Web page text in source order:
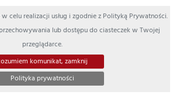
celu realizacji usług i zgodnie z Polityką Prywatności.
lub dostępu do ciasteczek w Twojej
przeglądarce.
komunikat, zamknij
Polityka prywatności